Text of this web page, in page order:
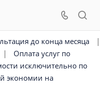
до конца месяца
|
|
Оплата услуг по
исключительно по
экономии на